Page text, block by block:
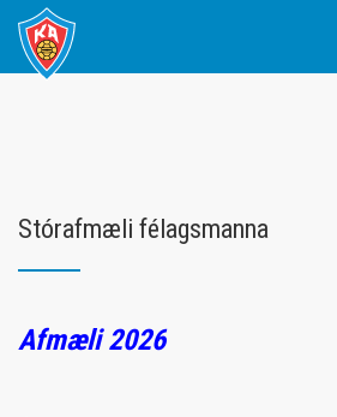
Fara
Stórafmæli félagsmanna
Afmæli 2026